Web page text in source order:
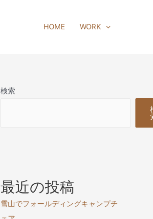
HOME WORK
検索
最近の投稿
雪山でフォールディングキャンプチ